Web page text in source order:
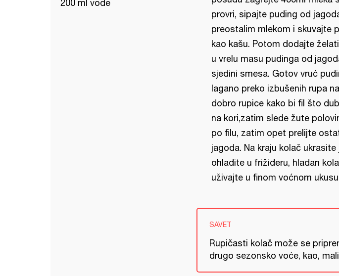
200 ml vode
provri, sipajte puding od
preostalim mlekom i skuvajte
kao kašu. Potom dodajte
u vrelu masu pudinga od
sjedini smesa. Gotov vruć
lagano preko izbušenih rupa
dobro rupice kako bi fil što
na kori,zatim slede žute
po filu, zatim opet prelijte
jagoda. Na kraju kolač
ohladite u frižideru, hladan
uživajte u finom voćnom
SAVET
Rupičasti kolač može se
drugo sezonsko voće, kao,